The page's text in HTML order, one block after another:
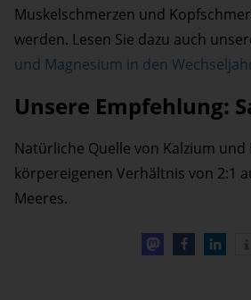
Muskelschmerzen und
werden. Lesen Sie dazu auch
und Magnesium in den
Unsere Empfehlung:
Natürliche Quelle von Kalzium
körpereigenen Verhältnis von 2:1
Meeres.